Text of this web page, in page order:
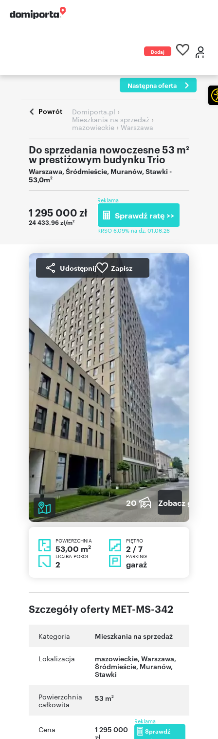
Dodaj
Następna oferta
Powrót Domiporta.pl ›
Mieszkania na sprzedaż ›
mazowieckie › Warszawa
Do sprzedania nowoczesne 53 m²
w prestiżowym budynku Trio
Warszawa,Śródmieście, Muranów,Stawki -
53,0m2
1 295 000 zł
24 433,96 zł/m2
Reklama
Sprawdź ratę >>
RRSO 6,09% na dz. 01.06.26
Udostępnij Zapisz
20 Zobacz galerię
POWIERZCHNIA
53,00 m2
PIĘTRO
2 / 7
LICZBA POKOI
2
PARKING
garaż
Szczegóły oferty MET-MS-342
Kategoria Mieszkania na sprzedaż
Lokalizacja mazowieckie, Warszawa,
Śródmieście, Muranów,
Stawki
Powierzchnia
całkowita
53 m2
Cena
1 295 000
zł
Reklama
Sprawdź